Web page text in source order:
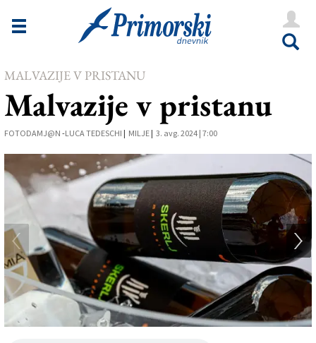
Novice
Goriška
Kultura
Šport
Še
Vreme
V Kioskih
Uredništvo
Oglasi
MALVAZIJE V PRISTANU
Malvazije v pristanu
FOTODAMJ@N -LUCA TEDESCHI | MILJE | 3. avg. 2024 | 7:00